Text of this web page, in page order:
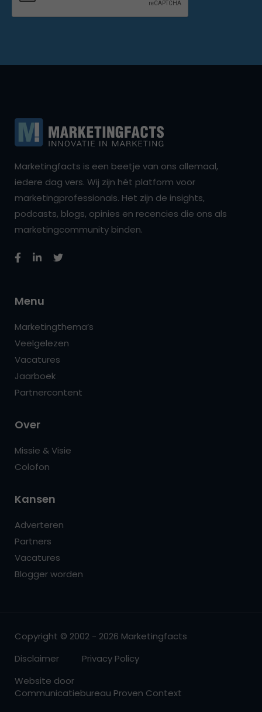
Marketingfacts is een beetje van ons allemaal,
iedere dag vers. Wij zijn hét platform voor
marketingprofessionals. Het zijn de insights,
podcasts, blogs, opinies en recencies die ons als
marketingcommunity binden.
Menu
Marketingthema’s
Veelgelezen
Vacatures
Jaarboek
Partnercontent
Over
Missie & Visie
Colofon
Kansen
Adverteren
Partners
Vacatures
Blogger worden
Copyright © 2002 - 2026 Marketingfacts
Disclaimer
Privacy Policy
Website door
Communicatiebureau Proven Context